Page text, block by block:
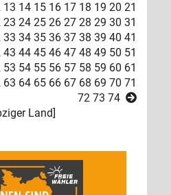
13 14 15 16 17 18 19 20 21
23 24 25 26 27 28 29 30 31
33 34 35 36 37 38 39 40 41
43 44 45 46 47 48 49 50 51
53 54 55 56 57 58 59 60 61
63 64 65 66 67 68 69 70 71
72 73 74
Land]